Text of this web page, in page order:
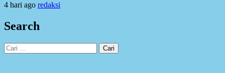
4 hari ago redaksi
Search
Cari
untuk: